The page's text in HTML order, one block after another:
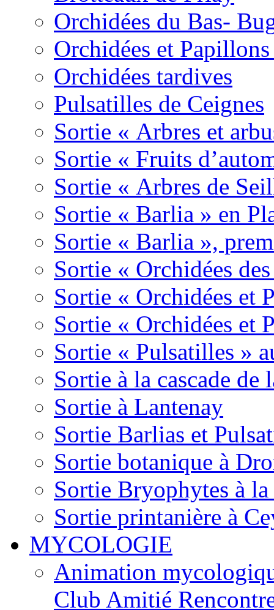
Orchidées du Bas-
Orchidées et
Orchidées tardives
Pulsatilles de Ceignes
Sortie « Arbres et
Sortie « Fruits
Sortie « Arbres de
Sortie « Barlia » en
Sortie « Barlia »,
Sortie « Orchidées
Sortie « Orchidées et
Sortie « Orchidées et
Sortie « Pulsatilles »
Sortie à la cascade de
Sortie à Lantenay
Sortie Barlias et
Sortie botanique à
Sortie Bryophytes à la
Sortie printanière à
MYCOLOGIE
Animation
Club Amitié